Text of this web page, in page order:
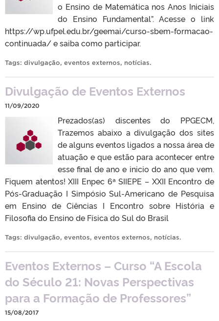
o Ensino de Matemática nos Anos Iniciais
do Ensino Fundamental”. Acesse o link
https://wp.ufpel.edu.br/geemai/curso-sbem-formacao-
continuada/ e saiba como participar.
Tags: divulgação, eventos externos, notícias.
Divulgação de Eventos Externos
11/09/2020
Prezados(as) discentes do PPGECM,
Trazemos abaixo a divulgação dos sites
de alguns eventos ligados a nossa área de
atuação e que estão para acontecer entre
esse final de ano e inicio do ano que vem.
Fiquem atentos! XIII Enpec 6ª SIIEPE – XXII Encontro de
Pós-Graduação I Simpósio Sul-Americano de Pesquisa
em Ensino de Ciências I Encontro sobre História e
Filosofia do Ensino de Física do Sul do Brasil
Tags: divulgação, eventos, eventos externos, notícias.
Eventos Externos – Curso “A Escola
do Século 21: Novas Perspectivas
para a Formação de Professores”
15/08/2017